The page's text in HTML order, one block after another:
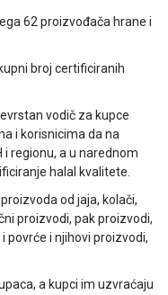
62 proizvođača hrane i
broj certificiranih
vodič za kupce
i korisnicima da na
regionu, a u narednom
halal kvalitete.
od jaja, kolači,
proizvodi, pak proizvodi,
povrće i njihovi proizvodi,
a kupci im uzvraćaju